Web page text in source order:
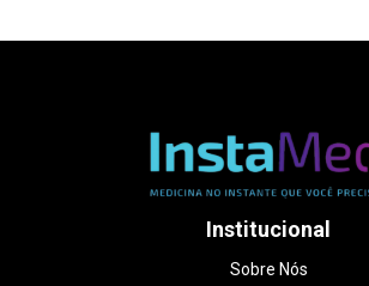
do exame, sem pressa. Me senti
verdade, coisa rara hoje em dia. A
das imagens é excelente, o ambiente
o valor foi muito mais acessível do
experiência que transformou um dia
Institucional
Sobre Nós